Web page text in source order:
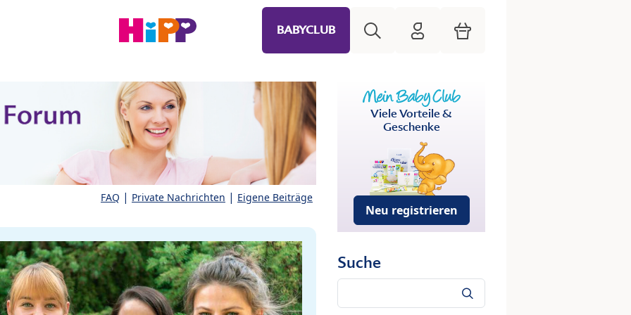
BABYCLUB HiPP Mein Babyclub
Warenkorb
FAQ | Private Nachrichten | Eigene Beiträge
Viele Vorteile &
Geschenke
Neu registrieren
Suche